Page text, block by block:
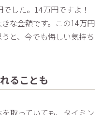
した。14万円ですよ！
な金額です。この14万円
と、今でも悔しい気持ち
ることも